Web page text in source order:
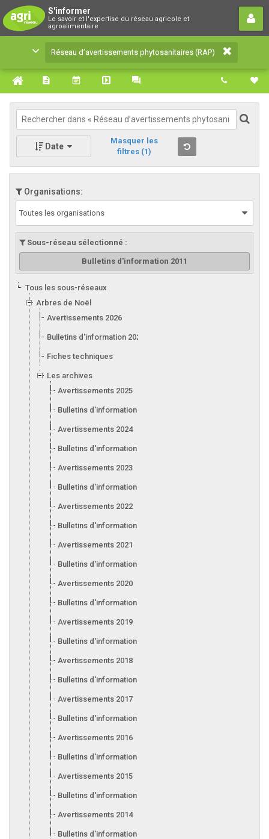
S'informer
Le savoir et l'expertise du réseau agricole et
agroalimentaire
Réseau d’avertissements
phytosanitaires (RAP)
Le savoir et l'expertise du réseau agricole et
agroalimentaire
Réseau d’avertissements phytosanitaires (RAP)
Date
Masquer les
filtres (1)
Organisations:
Toutes les organisations
Sous-réseau sélectionné :
Bulletins d'information 2011
Tous les sous-réseaux
Arbres de Noël
Avertissements 2026
Bulletins d'information 2026
Fiches techniques
Les archives
Avertissements 2025
Bulletins d'information 2025
Avertissements 2024
Bulletins d'information 2024
Avertissements 2023
Bulletins d'information 2023
Avertissements 2022
Bulletins d'information 2022
Avertissements 2021
Bulletins d'information 2021
Avertissements 2020
Bulletins d'information 2020
Avertissements 2019
Bulletins d'information 2019
Avertissements 2018
Bulletins d'information 2018
Avertissements 2017
Bulletins d'information 2017
Avertissements 2016
Bulletins d'information 2016
Avertissements 2015
Bulletins d'information 2015
Avertissements 2014
Bulletins d'information 2014